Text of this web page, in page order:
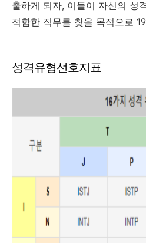
출하게 되자, 이들이 자신의 성
적합한 직무를 찾을 목적으로
성격유형선호지표